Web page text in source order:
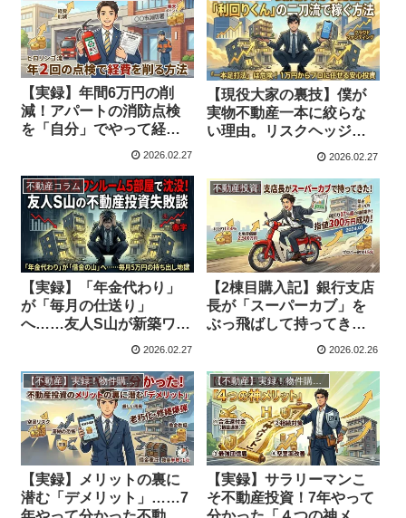
【実録】年間6万円の削
減！アパートの消防点検
を「自分」でやって経費
2026.02.27
【現役大家の裏技】僕が
実物不動産一本に絞らな
い理由。リスクヘッジの
救世主「利回りくん」と
2026.02.27
不動産コラム
【実録】「年金代わり」
が「毎月の仕送り」
へ……友人S山が新築ワン
ルーム5部屋の罠に沈んだ
2026.02.27
不動産投資
【2棟目購入記】銀行支店
長が「スーパーカブ」を
ぶっ飛ばして持ってき
た、利回り17％超の相続
2026.02.26
【不動産】実録！物件購入と管理
【実録】メリットの裏に
潜む「デメリット」……7
【不動産】実録！物件購入と管理
【実録】サラリーマンこ
そ不動産投資！7年やって